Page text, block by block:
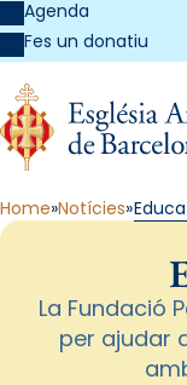
Agenda
Fes un donatiu
Home Notícies
La Fundació
per ajudar